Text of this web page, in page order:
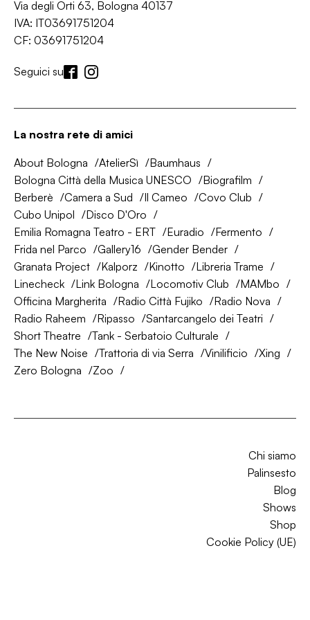
Via degli Orti 63, Bologna 40137
IVA: IT03691751204
CF: 03691751204
Seguici su
La nostra rete di amici
About Bologna AtelierSì
Baumhaus
Bologna Città della Musica UNESCO
Biografilm
Berberè
Camera a Sud Il Cameo
Covo Club
Cubo Unipol
Disco D'Oro
Emilia Romagna Teatro - ERT
Euradio
Fermento
Frida nel Parco
Gallery16
Gender Bender
Granata Project
Kalporz Kinotto
Libreria Trame
Linecheck
Link Bologna Locomotiv Club
MAMbo
Officina Margherita
Radio Città Fujiko
Radio Nova
Radio Raheem
Ripasso
Santarcangelo dei Teatri
Short Theatre
Tank - Serbatoio Culturale
The New Noise
Trattoria di via Serra Vinilificio
Xing
Zero Bologna
Zoo
Chi siamo
Palinsesto
Blog
Shows
Shop
Cookie Policy (UE)